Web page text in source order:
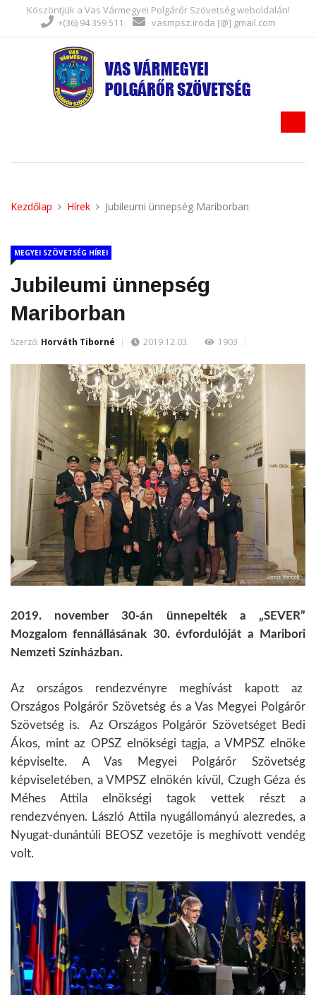
Köszöntjük a Vas Vármegyei Polgárőr Szövetség weboldalán!
+(36) 94 359 511
vasmpsz.iroda [@] gmail.com
Kezdőlap Hírek Jubileumi ünnepség Mariborban
MEGYEI SZÖVETSÉG HÍREI
Jubileumi ünnepség
Mariborban
Szerző: Horváth Tiborné 2019.12.03. 1903
2019. november 30-án ünnepelték a „SEVER”
Mozgalom fennállásának 30. évfordulóját a Maribori
Nemzeti Színházban.
Az országos rendezvényre meghívást kapott az
Országos Polgárőr Szövetség és a Vas Megyei Polgárőr
Szövetség is. Az Országos Polgárőr Szövetséget Bedi
Ákos, mint az OPSZ elnökségi tagja, a VMPSZ elnöke
képviselte. A Vas Megyei Polgárőr Szövetség
képviseletében, a VMPSZ elnökén kívül, Czugh Géza és
Méhes Attila elnökségi tagok vettek részt a
rendezvényen. László Attila nyugállományú alezredes, a
Nyugat-dunántúli BEOSZ vezetője is meghívott vendég
volt.